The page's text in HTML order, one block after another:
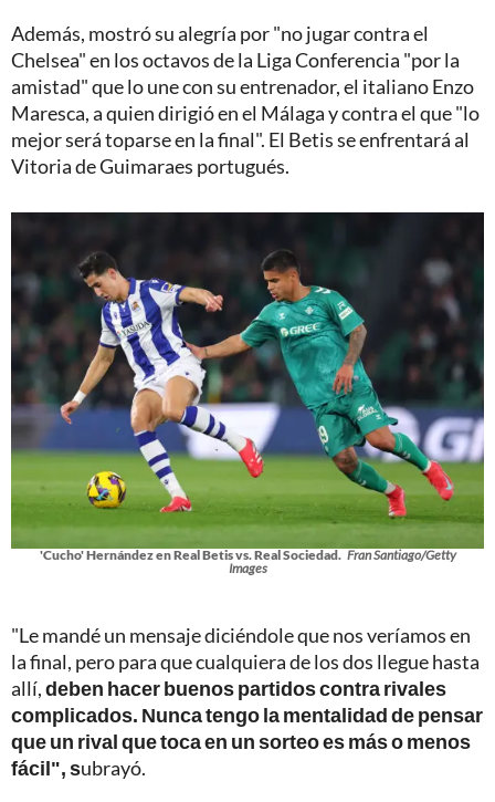
Además, mostró su alegría por "no jugar contra el
Chelsea" en los octavos de la Liga Conferencia "por la
amistad" que lo une con su entrenador, el italiano Enzo
Maresca, a quien dirigió en el Málaga y contra el que "lo
mejor será toparse en la final". El Betis se enfrentará al
Vitoria de Guimaraes portugués.
'Cucho' Hernández en Real Betis vs. Real Sociedad. Fran Santiago/Getty
Images
"Le mandé un mensaje diciéndole que nos veríamos en
la final, pero para que cualquiera de los dos llegue hasta
allí,deben hacer buenos partidos contra rivales
complicados. Nunca tengo la mentalidad de pensar
que un rival que toca en un sorteo es más o menos
fácil", subrayó.